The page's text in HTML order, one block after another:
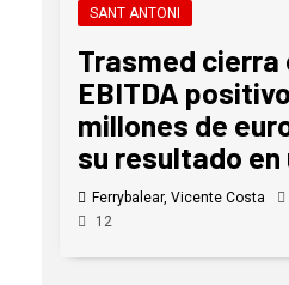
SANT ANTONI
Trasmed cierra
EBITDA
millones de
su resultado en
Ferrybalear, Vicente Costa
12